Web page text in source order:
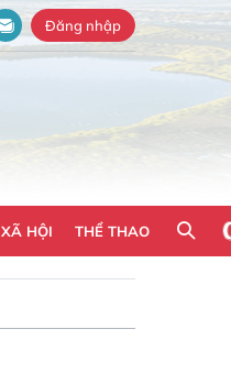
Đăng nhập
XÃ HỘI THỂ THAO